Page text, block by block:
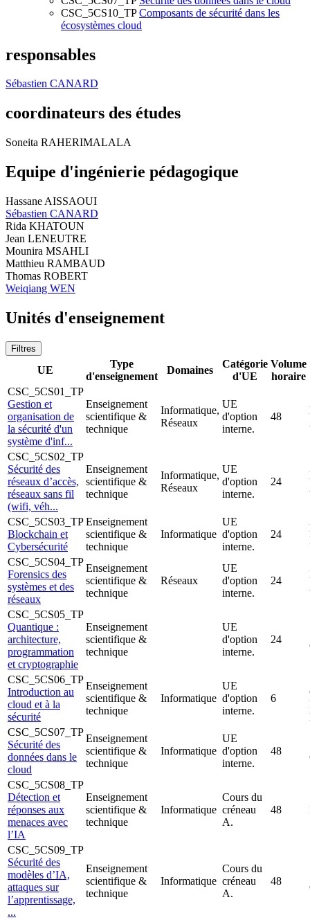
CSC_5CS10_TP Composants de sécurité dans les
écosystèmes cloud
responsables
Sébastien CANARD
coordinateurs des études
Soneita RAHERIMALALA
Equipe d'ingénierie pédagogique
Hassane AISSAOUI
Sébastien CANARD
Rida KHATOUN
Jean LENEUTRE
Mounira MSAHLI
Matthieu RAMBAUD
Thomas ROBERT
Weiqiang WEN
Unités d'enseignement
Filtres
UE
Type
d'enseignement
Domaines
Catégorie
d'UE
Volume
horaire
CSC_5CS01_TP
Gestion et
organisation de
la sécurité d'un
système d'inf...
Enseignement
scientifique &
technique
Informatique,
Réseaux
UE
d'option
interne.
48
CSC_5CS02_TP
Sécurité des
réseaux d’accès,
réseaux sans fil
(wifi, véh...
Enseignement
scientifique &
technique
Informatique,
Réseaux
UE
d'option
interne.
24
CSC_5CS03_TP
Blockchain et
Cybersécurité
Enseignement
scientifique &
technique
Informatique
UE
d'option
interne.
24
CSC_5CS04_TP
Forensics des
systèmes et des
réseaux
Enseignement
scientifique &
technique
Réseaux
UE
d'option
interne.
24
CSC_5CS05_TP
Quantique :
architecture,
programmation
et cryptographie
Enseignement
scientifique &
technique
UE
d'option
interne.
24
CSC_5CS06_TP
Introduction au
cloud et à la
sécurité
Enseignement
scientifique &
technique
Informatique
UE
d'option
interne.
6
CSC_5CS07_TP
Sécurité des
données dans le
cloud
Enseignement
scientifique &
technique
Informatique
UE
d'option
interne.
48
CSC_5CS08_TP
Détection et
réponses aux
menaces avec
l’IA
Enseignement
scientifique &
technique
Informatique
Cours du
créneau
A.
48
CSC_5CS09_TP
Sécurité des
modèles d’IA,
attaques sur
l’apprentissage,
...
Enseignement
scientifique &
technique
Informatique
Cours du
créneau
A.
48